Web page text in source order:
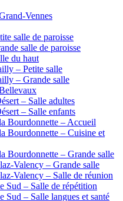
Vennes
salle de paroisse
salle de paroisse
du haut
– Petite salle
– Grande salle
– Salle adultes
– Salle enfants
Bourdonnette – Accueil
Bourdonnette – Cuisine et
Bourdonnette – Grande salle
Valency – Grande salle
Valency – Salle de réunion
Sud – Salle de répétition
Sud – Salle langues et santé